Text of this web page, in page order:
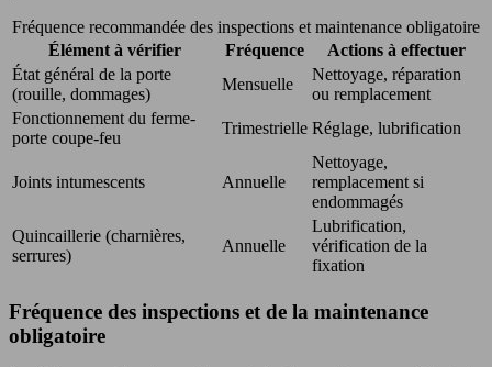
Fréquence recommandée des inspections et maintenance obligatoire
Élément à vérifier
Fréquence
Actions à effectuer
État général de la porte
(rouille, dommages)
Mensuelle
Nettoyage, réparation
ou remplacement
Fonctionnement du ferme-
porte coupe-feu
Trimestrielle Réglage, lubrification
Joints intumescents Annuelle
Nettoyage,
remplacement si
endommagés
Quincaillerie (charnières,
serrures)
Annuelle
Lubrification,
vérification de la
fixation
Fréquence des inspections et de la maintenance
obligatoire